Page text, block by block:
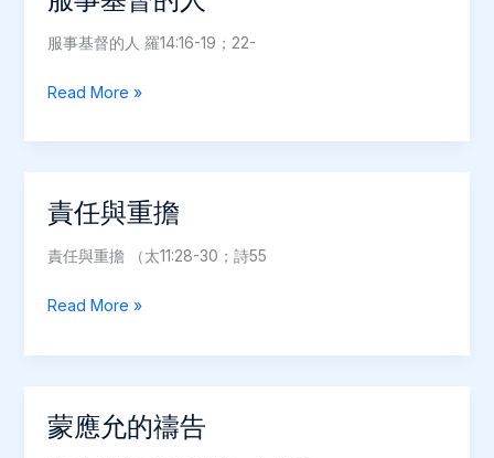
見
耶
是
服事基督的人 羅14:16-19；22-
服
基
的
人
Read More »
責任與重擔
責任與重擔 （太11:28-30；詩55
責
與
擔
Read More »
蒙應允的禱告